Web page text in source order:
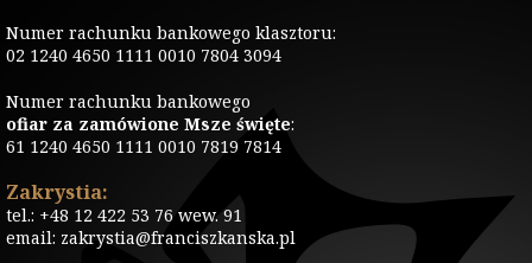
Numer rachunku bankowego klasztoru:
02 1240 4650 1111 0010 7804 3094
Numer rachunku bankowego
ofiar za zamówione Msze święte:
61 1240 4650 1111 0010 7819 7814
Zakrystia:
tel.: +48 12 422 53 76 wew. 91
email: zakrystia@franciszkanska.pl